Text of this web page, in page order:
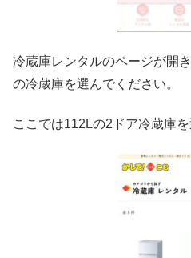
冷蔵庫レンタルのページが開
の冷蔵庫を選んでください。
ここでは112Lの2ドア冷蔵庫を